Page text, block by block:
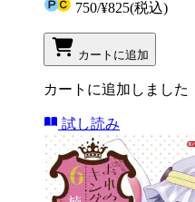
750/¥825(税込)
カートに追加
カートに追加しました
試し読み